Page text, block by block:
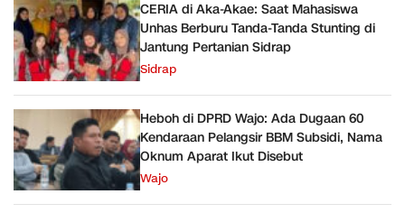
CERIA di Aka-Akae: Saat Mahasiswa
Unhas Berburu Tanda-Tanda Stunting di
Jantung Pertanian Sidrap
Sidrap
Heboh di DPRD Wajo: Ada Dugaan 60
Kendaraan Pelangsir BBM Subsidi, Nama
Oknum Aparat Ikut Disebut
Wajo